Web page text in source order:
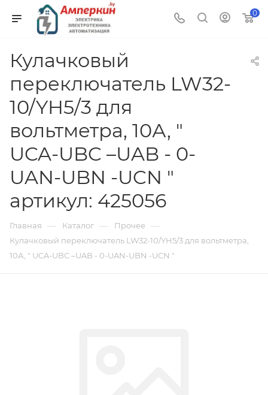
0
Кулачковый
переключатель LW32-
10/YH5/3 для
вольтметра, 10А, "
UCA-UBC –UAB - 0-
UAN-UBN -UCN "
артикул: 425056
Главная — Каталог — Прочее —
Кулачковый переключатель LW32-10/YH5/3 для вольтметра,
10А, " UCA-UBC –UAB - 0-UAN-UBN -UCN "